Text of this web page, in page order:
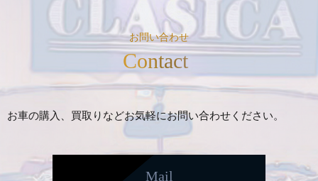
お問い合わせ
Contact
お車の購入、買取りなどお気軽にお問い合わせください。
Mail